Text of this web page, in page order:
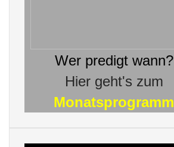
Wer predigt wann?
Hier geht's zum
Monatsprogramm